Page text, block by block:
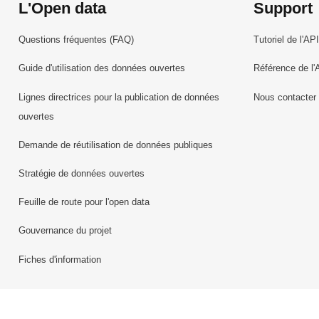
L'Open data
Questions fréquentes (FAQ)
Guide d'utilisation des données ouvertes
Lignes directrices pour la publication de données
ouvertes
Demande de réutilisation de données publiques
Stratégie de données ouvertes
Feuille de route pour l'open data
Gouvernance du projet
Fiches d'information
Support
Tutoriel de l'API
Référence de
Nous contacter